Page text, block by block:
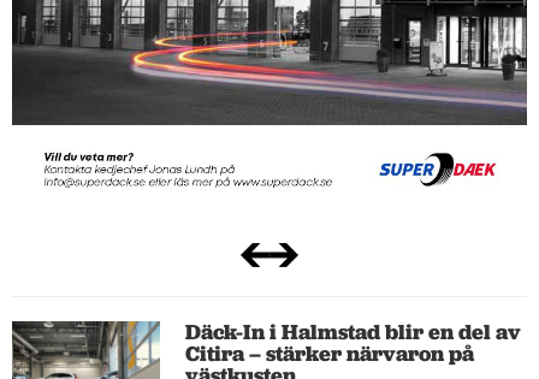
Däck-In i Halmstad blir en del av
Citira – stärker närvaron på